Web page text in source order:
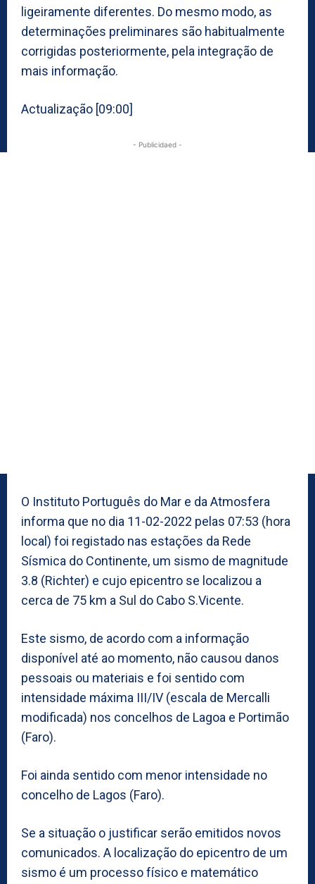
ligeiramente diferentes. Do mesmo modo, as
determinações preliminares são habitualmente
corrigidas posteriormente, pela integração de
mais informação.
Actualização [09:00]
- Publicidaed -
O Instituto Português do Mar e da Atmosfera
informa que no dia 11-02-2022 pelas 07:53 (hora
local) foi registado nas estações da Rede
Sísmica do Continente, um sismo de magnitude
3.8 (Richter) e cujo epicentro se localizou a
cerca de 75 km a Sul do Cabo S.Vicente.
Este sismo, de acordo com a informação
disponível até ao momento, não causou danos
pessoais ou materiais e foi sentido com
intensidade máxima III/IV (escala de Mercalli
modificada) nos concelhos de Lagoa e Portimão
(Faro).
Foi ainda sentido com menor intensidade no
concelho de Lagos (Faro).
Se a situação o justificar serão emitidos novos
comunicados. A localização do epicentro de um
sismo é um processo físico e matemático